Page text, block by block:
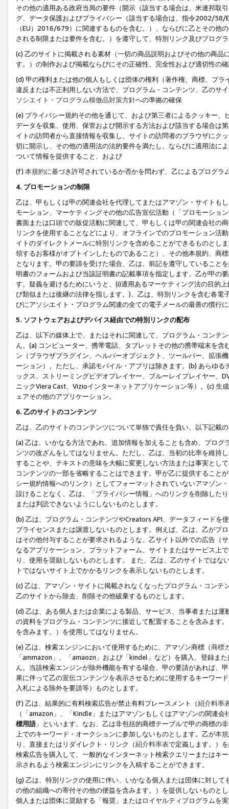
その他の適用ある政府当局の要件（開示（該当する場合は、米連邦取
グ、データ保護およびプライバシー（該当する場合は、指令2002/58/
（EU）2016/679）に関連するものを含む。）、ならびに乙とその他
される制限または要件を含む。）を遵守して、特別リンク及びプログ
(c) 乙のサイトに掲載される素材（一切の商品説明およびその他の商
す。）の制作および掲載ならびにその正確性、完全性および適切性の
(d) 甲の権利または他の個人もしくは団体の権利（著作権、商標、プ
違反または不正利用しない方法で、プログラム・コンテンツ、乙のサ
ソシエイト・プログラム模倣品対策方針への準拠の確保
(e) プライバシー規約その他を通じて、および第三者によるクッキー
データを収集、使用、保管および開示する方法および該当する場合は
イトの訪問者から直接情報を収集し、サイトの訪問者のブラウザにク
切に開示し、その他の適用法の法的要件を満たし、ならびに適用法に
ついて情報を提供すること、および
(f) 本規約に基づき許可されているか否かを問わず、乙によるプログ
4. プロモーションの制限
乙は、甲もしくは甲の関連会社を代理してまたはアマゾン・サイトも
モーション、マーケティングその他の広告宣伝活動（「プロモーショ
書面または口頭での販促活動に関連して、甲もしくは甲の関連会社の
リンクを使用することなどにより、オフラインでのプロモーション活
イトのダイレクトメールに特別リンクを含めることができるものとし
領するお客様がオプトインしたものであること）、その他本規約、商
となります。甲の要請を受けた場合、乙は、前記を遵守していること
明書のフォームおよび当該証明書の記載事項を指定します。乙が甲の
す。疑義を避けるためにいうと、(i)適用あるマーケティング法の目的
び類似または後継の法律を指します。)、乙は、特別リンクを含む各
びにアソシエイト・プログラム関連の全ての電子メールの最善の慣行
5. ソフトウェアおよびデバイス経由での特別リンクの配布
乙は、以下の媒体上で、またはそれに関連して、プログラム・コンテ
ん。(a) コンピューター、携帯電話、タブレットその他の携帯端末を
ン（ブラウザプラグイン、ヘルパーオブジェクト、ツールバー、拡張
ーション）。ただし、承認モバイル・アプリは除きます。(b) あらゆ
ックス、ストリーミングビデオプレイヤー、ブルーレイプレイヤー、
ニックViera Cast、Vizioインターネットアプリケーション等）。(c)
ェアその他のアプリケーション。
6. 乙のサイトのコンテンツ
乙は、乙のサイトのコンテンツについて単独で責任を負い、以下記載
(a) 乙は、いかなる方法であれ、追加情報を加えることも含め、プロ
ンツの改ざんをしてはなりません。ただし、乙は、当初の比率を維持
することや、テキストの意味を大幅に変更しない方法または事実とし
コンテンツの一部を省略することはできます。甲が乙に提供すること
シー規約情報へのリンク）としてフォーマットされていないアマゾン
設けることなく、乙は、「プライバシー情報」へのリンクを削除した
または判読できないようにしないものとします。
(b) 乙は、プログラム・コンテンツやCreators API、データフィード
ブライセンスまたは譲渡しないものとします。例えば、乙は、乙がプ
はその他付与することが要求されるような、乙サイト以外での広告（
なるアプリケーション、プラットフォーム、サイトまたはサービス上
り、使用を奨励しないものとします。 また、乙は、乙のサイトでは
トではないサイト上でかかるリンクを表示しないものとします。
(c) 乙は、アマゾン・サイトに掲載されなくなったプログラム・コン
乙のサイトから除去、削除その他破棄するものとします。
(d) 乙は、ある個人または企業による製品、サービス、当事者または
の資料をプログラム・コンテンツに接近して配置することを含みます
を含みます。）を使用してはなりません。
(e) 乙は、検索エンジンにおいて使用するために、アマゾン商標（商標
「ammazon」、「amaozn」および「kindel」など）を購入、登録ま
ん。当該検索エンジンが除外機能を有する場合、甲の要請があれば、
果に伴って乙の宣伝コンテンツを表示させるために使用するキーワー
入札による除外を要請等）ものとします。
(f) 乙は、結果的に有料検索広告が禁止有料プレースメント（紹介料率
（「amazon」、「Kindle」またはアマゾンもしくはアマゾンの関連
標用語」といいます。なお、乙は非包括的商標テーブルで甲の商標の
上でのキーワード・オークションに参加しないものとします。乙が本
り、直接またはリダイレクト・リンク（紹介料率表で定義します。）
検索広告を購入して、一般的なインターネット検索クエリーまたはキ
示されるよう検索エンジンにリンクを入稿することができます。
(g) 乙は、特別リンクの使用に伴い、いかなる個人または団体に対し
の他の組織への寄付その他の便益を含みます。）を提供しないものと
個人または団体に奨励する「報奨」またはロイヤルティプログラムを